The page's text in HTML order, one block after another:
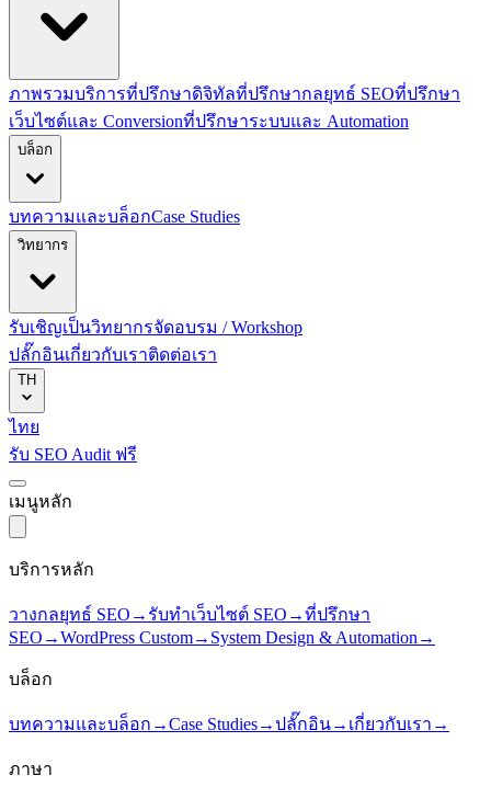
ภาพรวมบริการที่ปรึกษาดิจิทัลที่ปรึกษากลยุทธ์ SEOที่ปรึกษา
เว็บไซต์และ Conversionที่ปรึกษาระบบและ Automation
บล็อก
บทความและบล็อกCase Studies
วิทยากร
รับเชิญเป็นวิทยากรจัดอบรม / Workshop
ปลั๊กอินเกี่ยวกับเราติดต่อเรา
TH
ไทย
รับ SEO Audit ฟรี
เมนูหลัก
บริการหลัก
วางกลยุทธ์ SEO → รับทำเว็บไซต์ SEO →ที่ปรึกษา
SEO →WordPress Custom→ System Design & Automation →
บล็อก
บทความและบล็อก →Case Studies→ปลั๊กอิน→ เกี่ยวกับเรา →
ภาษา